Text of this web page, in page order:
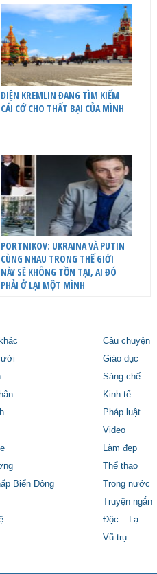
ĐIỆN KREMLIN ĐANG TÌM KIẾM
CÁI CỚ CHO THẤT BẠI CỦA MÌNH
PORTNIKOV: UKRAINA VÀ PUTIN
CÙNG NHAU TRONG THẾ GIỚI
NÀY SẼ KHÔNG TỒN TẠI, AI ĐÓ
PHẢI Ở LẠI MỘT MÌNH
Câu chuyện
Giáo dục
Sáng chế
Kinh tế
Pháp luật
Video
Làm đẹp
Thể thao
Biển Đông Trong nước
Truyện ngắn
Độc – Lạ
Vũ trụ